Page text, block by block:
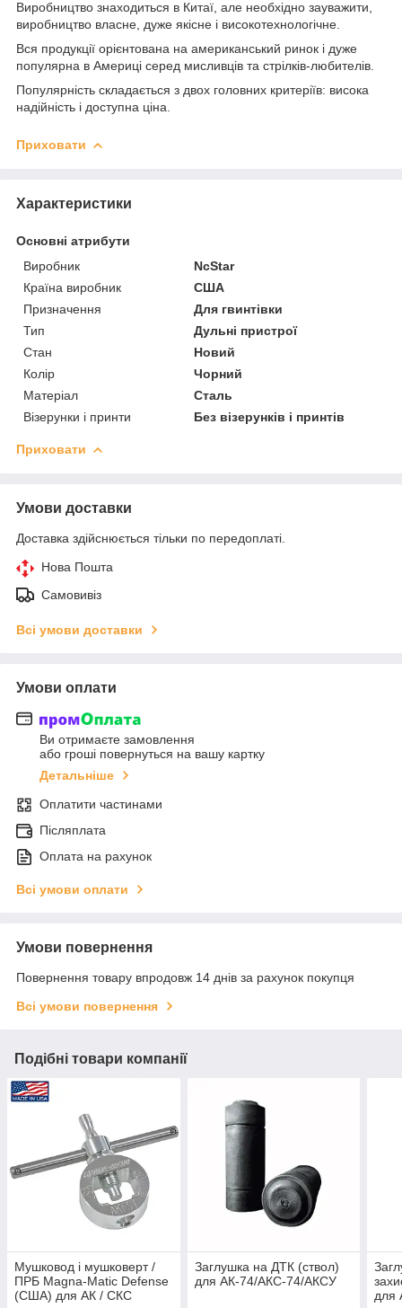
Виробництво знаходиться в Китаї, але необхідно зауважити,
виробництво власне, дуже якісне і високотехнологічне.
Вся продукції орієнтована на американський ринок і дуже
популярна в Америці серед мисливців та стрілків-любителів.
Популярність складається з двох головних критеріїв: висока
надійність і доступна ціна.
Приховати
Характеристики
Основні атрибути
Виробник
NcStar
Країна виробник
США
Призначення
Для гвинтівки
Тип
Дульні пристрої
Стан
Новий
Колір
Чорний
Матеріал
Сталь
Візерунки і принти
Без візерунків і принтів
Приховати
Умови доставки
Доставка здійснюється тільки по передоплаті.
Нова Пошта
Самовивіз
Всі умови доставки
Умови оплати
Ви отримаєте замовлення
або гроші повернуться на вашу картку
Детальніше
Оплатити частинами
Післяплата
Оплата на рахунок
Всі умови оплати
Умови повернення
Повернення товару впродовж 14 днів за рахунок покупця
Всі умови повернення
Подібні товари компанії
Мушковод і мушковерт /
ПРБ Magna-Matic Defense
(США) для АК / СКС
Заглушка на ДТК (ствол)
для АК-74/АКС-74/АКСУ
для